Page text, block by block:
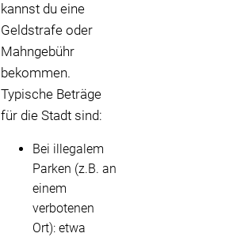
kannst du eine
Geldstrafe oder
Mahngebühr
bekommen.
Typische Beträge
für die Stadt sind:
Bei illegalem
Parken (z.B. an
einem
verbotenen
Ort): etwa